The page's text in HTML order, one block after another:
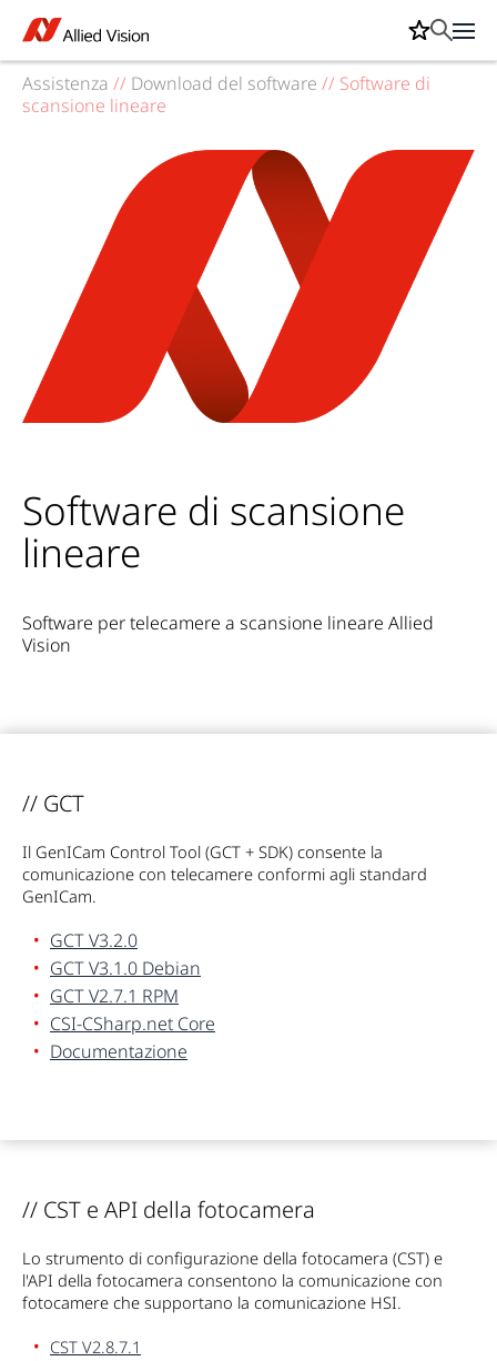
Assistenza // Download del software // Software di
scansione lineare
Software di scansione
lineare
Software per telecamere a scansione lineare Allied
Vision
// GCT
Il GenICam Control Tool (GCT + SDK) consente la
comunicazione con telecamere conformi agli standard
GenICam.
GCT V3.2.0
GCT V3.1.0 Debian
GCT V2.7.1 RPM
CSI-CSharp.net Core
Documentazione
// CST e API della fotocamera
Lo strumento di configurazione della fotocamera (CST) e
l'API della fotocamera consentono la comunicazione con
fotocamere che supportano la comunicazione HSI.
CST V2.8.7.1